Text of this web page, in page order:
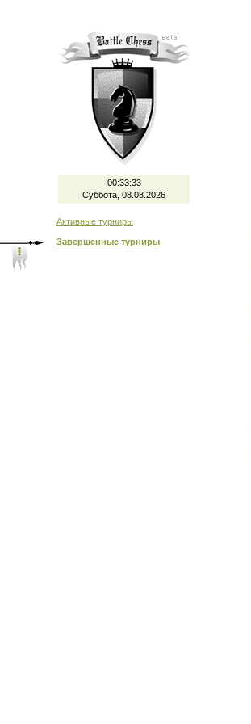
00:33:34
Суббота, 08.08.2026
Активные турниры
Завершенные турниры